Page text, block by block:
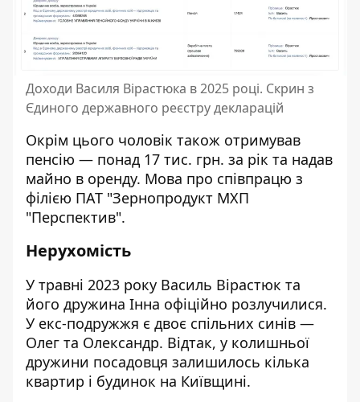
Доходи Василя Вірастюка в 2025 році. Скрин з
Єдиного державного реєстру декларацій
Окрім цього чоловік також отримував
пенсію — понад 17 тис. грн. за рік та надав
майно в оренду. Мова про співпрацю з
філією ПАТ "Зернопродукт МХП
"Перспектив".
Нерухомість
У травні 2023 року Василь Вірастюк та
його дружина Інна офіційно розлучилися.
У екс-подружжя є двоє спільних синів —
Олег та Олександр. Відтак, у колишньої
дружини посадовця залишилось кілька
квартир і будинок на Київщині.